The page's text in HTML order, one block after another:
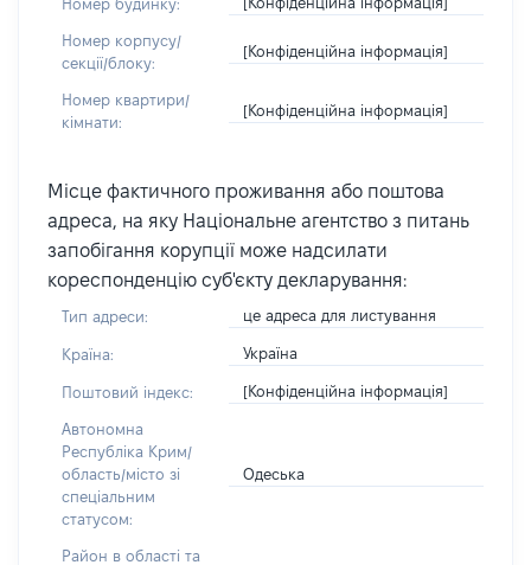
Номер корпусу/
секції/блоку:
[Конфіденційна інформація]
Номер квартири/
кімнати:
[Конфіденційна інформація]
Місце фактичного проживання або поштова
адреса, на яку Національне агентство з питань
запобігання корупції може надсилати
кореспонденцію суб'єкту декларування:
Тип адреси: це адреса для листування
Країна: Україна
Поштовий індекс: [Конфіденційна інформація]
Автономна
Республіка Крим/
область/місто зі
спеціальним
статусом:
Одеська
Район в області та